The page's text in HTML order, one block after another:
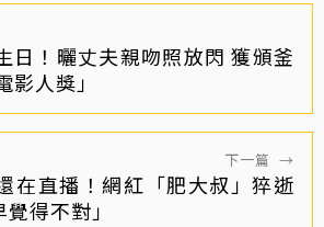
日！曬丈夫親吻照放閃 獲頒釜
影人獎」
下一篇 →
在直播！網紅「肥大叔」猝逝
得不對」